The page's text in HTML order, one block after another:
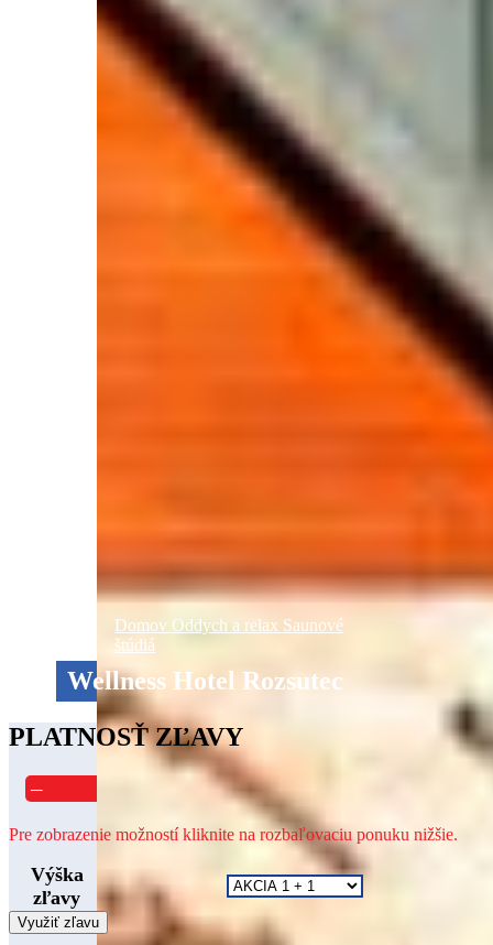
Domov Oddych a relax Saunové
štúdiá
Wellness Hotel Rozsutec
PLATNOSŤ ZĽAVY
–
Pre zobrazenie možností kliknite na rozbaľovaciu ponuku nižšie.
Výška
zľavy
Využiť zľavu